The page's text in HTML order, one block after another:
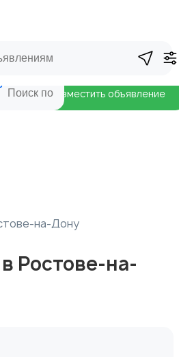
Разместить объявление
на-Дону
Ростове-на-